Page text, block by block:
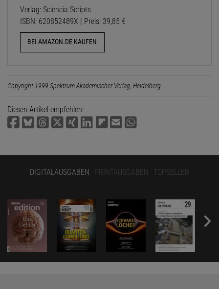
Verlag: Sciencia Scripts
ISBN: 620852489X | Preis: 39,85 €
BEI AMAZON.DE KAUFEN
Copyright 1999 Spektrum Akademischer Verlag, Heidelberg
Diesen Artikel empfehlen:
DIGITALAUSGABEN PRINTAUSGABEN TOPSELLER